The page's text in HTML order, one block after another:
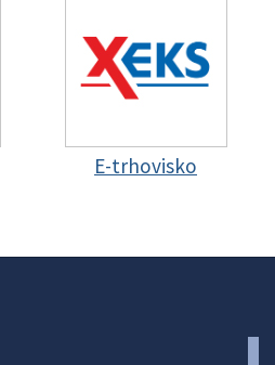
E-trhovisko